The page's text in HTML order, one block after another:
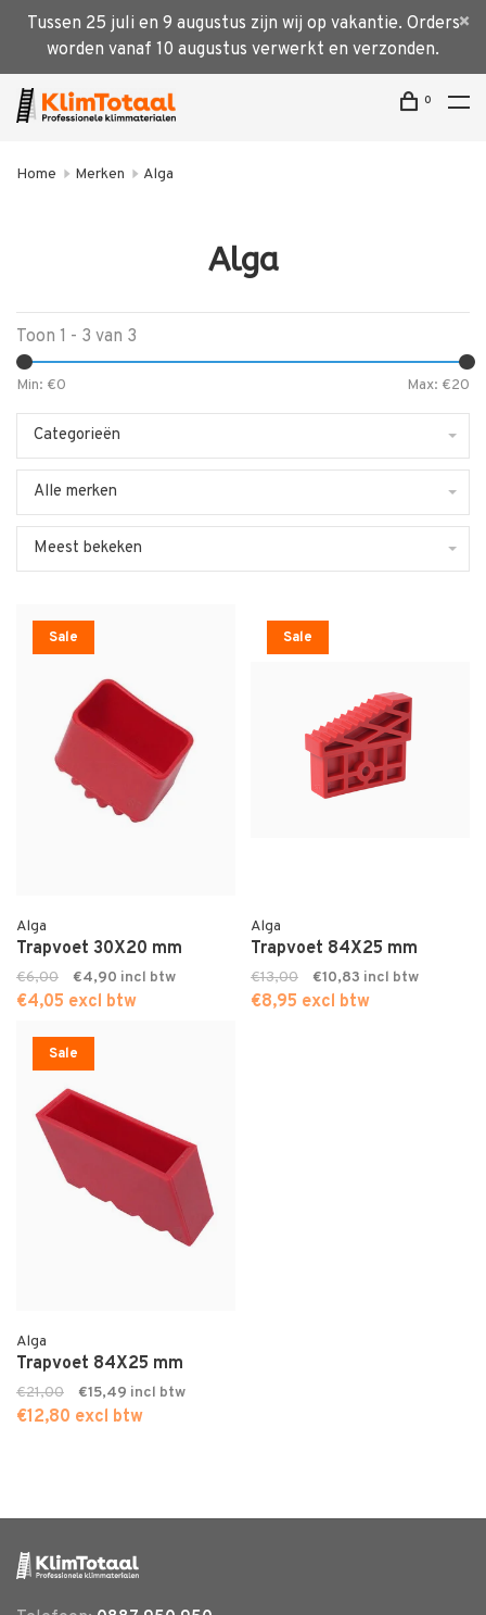
Tussen 25 juli en 9 augustus zijn wij op vakantie. Orders
worden vanaf 10 augustus verwerkt en verzonden.
0
Home Merken Alga
Alga
Toon 1 - 3 van 3
Min: €0 Max: €20
Categorieën
Alle merken
Meest bekeken
Sale
Alga
Trapvoet 30X20 mm
€6,00 €4,90
€4,05 excl btw
Sale
Alga
Trapvoet 84X25 mm
€13,00 €10,83
€8,95 excl btw
Sale
Alga
Trapvoet 84X25 mm
€21,00 €15,49
€12,80 excl btw